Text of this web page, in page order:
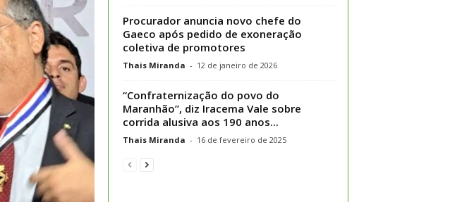
Procurador anuncia novo chefe do
Gaeco após pedido de exoneração
coletiva de promotores
Thais Miranda - 12 de janeiro de 2026
“Confraternização do povo do
Maranhão”, diz Iracema Vale sobre
corrida alusiva aos 190 anos...
Thais Miranda - 16 de fevereiro de 2025